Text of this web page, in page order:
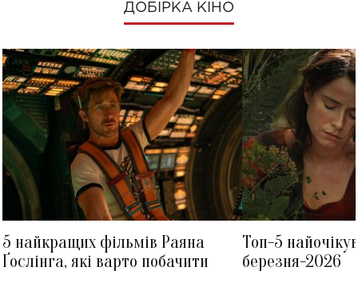
ДОБІРКА КІНО
5 найкращих фільмів Раяна
Ґослінга, які варто побачити
Топ-5
березня-2026